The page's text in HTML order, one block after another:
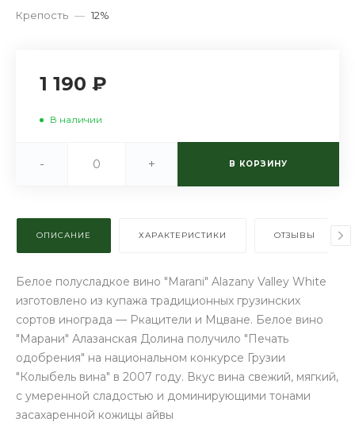
Крепость — 12%
1 190 ₽
В наличии
- + В КОРЗИНУ
ОПИСАНИЕ ХАРАКТЕРИСТИКИ ОТЗЫВЫ
Белое полусладкое вино "Marani" Alazany Valley White
изготовлено из купажа традиционных грузинских
сортов инограда — Ркацители и Мцване. Белое вино
"Марани" Алазанская Долина получило "Печать
одобрения" на национальном конкурсе Грузии
"Колыбель вина" в 2007 году. Вкус вина свежий, мягкий,
с умеренной сладостью и доминирующими тонами
засахаренной кожицы айвы